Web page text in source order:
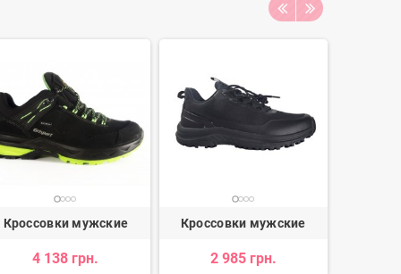
Кроссовки мужские
4 138 грн.
Кроссовки мужские
2 985 грн.